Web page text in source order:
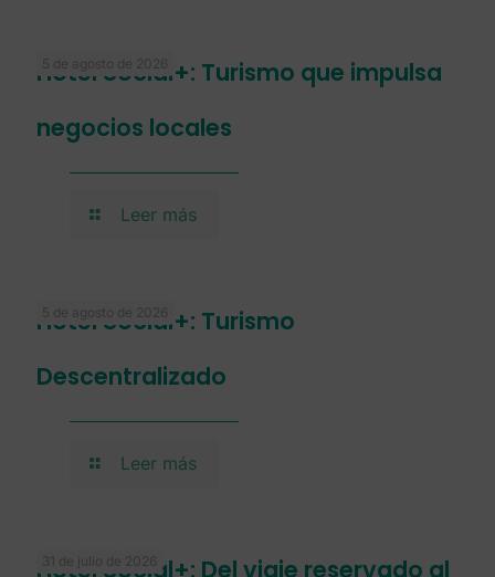
5 de agosto de 2026
Hotel Social+: Turismo que impulsa
negocios locales
Leer más
5 de agosto de 2026
Hotel Social+: Turismo
Descentralizado
Leer más
31 de julio de 2026
Hotel Social+: Del viaje reservado al